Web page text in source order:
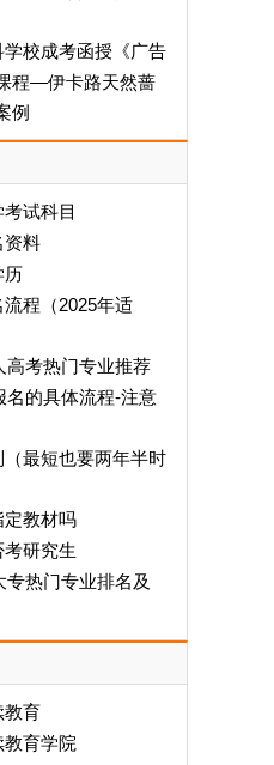
校成考函授《广告
程—伊卡路天然蔷
例
试科目
资料
历
程（2025年适
高考热门专业推荐
名的具体流程-注意
最短也要两年半时
定教材吗
研究生
专热门专业排名及
教育
教育学院